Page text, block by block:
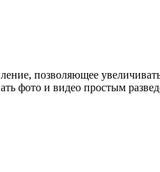
позволяющее
фото и видео простым